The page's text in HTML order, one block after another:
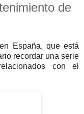
de
España, que está
recordar una serie
con el